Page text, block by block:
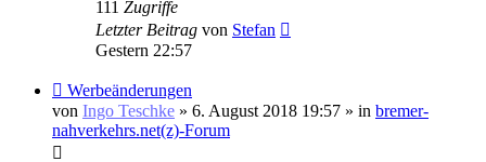
111 Zugriffe
Letzter Beitrag von Stefan
Gestern 22:57
Neuer
Beitrag
Werbeänderungen
von Ingo Teschke » 6. August 2018 19:57 » in bremer-
nahverkehrs.net(z)-Forum